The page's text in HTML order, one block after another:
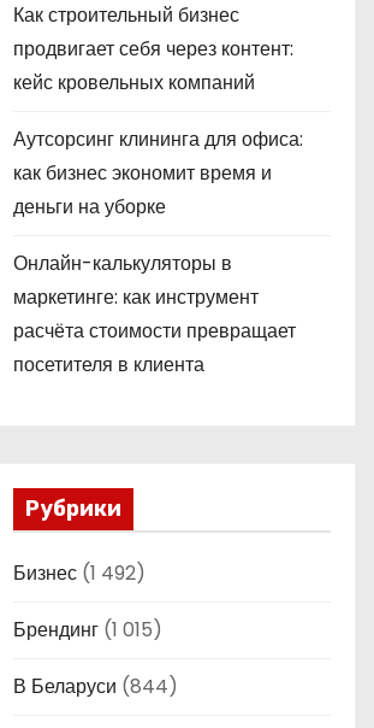
Как строительный бизнес
продвигает себя через контент:
кейс кровельных компаний
Аутсорсинг клининга для офиса:
как бизнес экономит время и
деньги на уборке
Онлайн-калькуляторы в
маркетинге: как инструмент
расчёта стоимости превращает
посетителя в клиента
Рубрики
Бизнес (1 492)
Брендинг (1 015)
В Беларуси (844)